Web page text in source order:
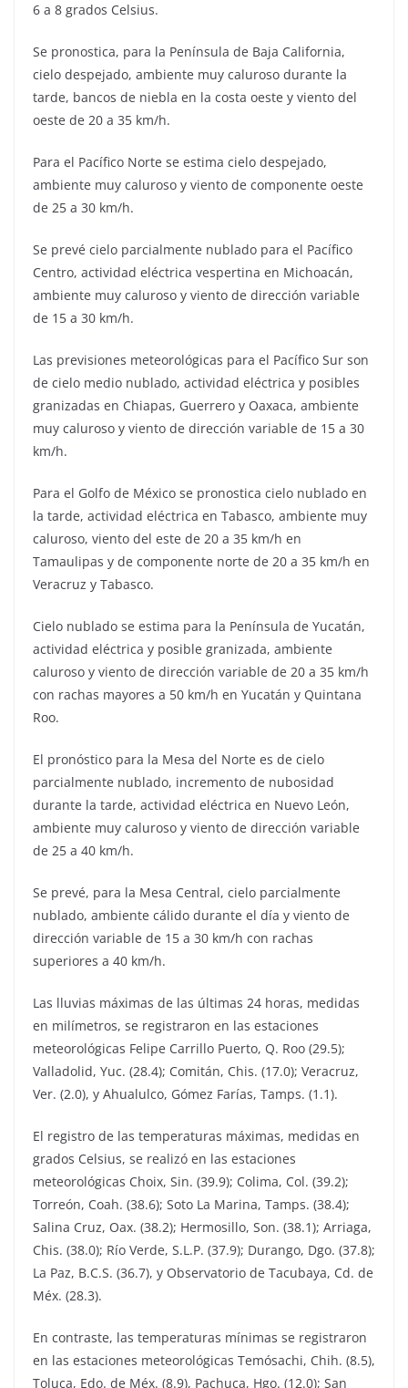
6 a 8 grados Celsius.
Se pronostica, para la Península de Baja California,
cielo despejado, ambiente muy caluroso durante la
tarde, bancos de niebla en la costa oeste y viento del
oeste de 20 a 35 km/h.
Para el Pacífico Norte se estima cielo despejado,
ambiente muy caluroso y viento de componente oeste
de 25 a 30 km/h.
Se prevé cielo parcialmente nublado para el Pacífico
Centro, actividad eléctrica vespertina en Michoacán,
ambiente muy caluroso y viento de dirección variable
de 15 a 30 km/h.
Las previsiones meteorológicas para el Pacífico Sur son
de cielo medio nublado, actividad eléctrica y posibles
granizadas en Chiapas, Guerrero y Oaxaca, ambiente
muy caluroso y viento de dirección variable de 15 a 30
km/h.
Para el Golfo de México se pronostica cielo nublado en
la tarde, actividad eléctrica en Tabasco, ambiente muy
caluroso, viento del este de 20 a 35 km/h en
Tamaulipas y de componente norte de 20 a 35 km/h en
Veracruz y Tabasco.
Cielo nublado se estima para la Península de Yucatán,
actividad eléctrica y posible granizada, ambiente
caluroso y viento de dirección variable de 20 a 35 km/h
con rachas mayores a 50 km/h en Yucatán y Quintana
Roo.
El pronóstico para la Mesa del Norte es de cielo
parcialmente nublado, incremento de nubosidad
durante la tarde, actividad eléctrica en Nuevo León,
ambiente muy caluroso y viento de dirección variable
de 25 a 40 km/h.
Se prevé, para la Mesa Central, cielo parcialmente
nublado, ambiente cálido durante el día y viento de
dirección variable de 15 a 30 km/h con rachas
superiores a 40 km/h.
Las lluvias máximas de las últimas 24 horas, medidas
en milímetros, se registraron en las estaciones
meteorológicas Felipe Carrillo Puerto, Q. Roo (29.5);
Valladolid, Yuc. (28.4); Comitán, Chis. (17.0); Veracruz,
Ver. (2.0), y Ahualulco, Gómez Farías, Tamps. (1.1).
El registro de las temperaturas máximas, medidas en
grados Celsius, se realizó en las estaciones
meteorológicas Choix, Sin. (39.9); Colima, Col. (39.2);
Torreón, Coah. (38.6); Soto La Marina, Tamps. (38.4);
Salina Cruz, Oax. (38.2); Hermosillo, Son. (38.1); Arriaga,
Chis. (38.0); Río Verde, S.L.P. (37.9); Durango, Dgo. (37.8);
La Paz, B.C.S. (36.7), y Observatorio de Tacubaya, Cd. de
Méx. (28.3).
En contraste, las temperaturas mínimas se registraron
en las estaciones meteorológicas Temósachi, Chih. (8.5),
Toluca, Edo. de Méx. (8.9), Pachuca, Hgo. (12.0); San